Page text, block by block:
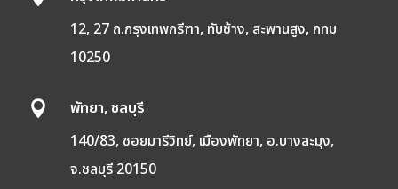
12, 27 ถ.กรุงเทพกรีฑา, ทับช้าง, สะพานสูง, กทม
10250

พัทยา, ชลบุรี
140/83, ซอยมารีวิทย์, เมืองพัทยา, อ.บางละมุง,
จ.ชลบุรี 20150